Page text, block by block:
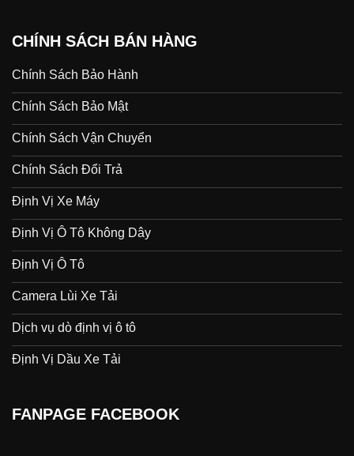
CHÍNH SÁCH BÁN HÀNG
Chính Sách Bảo Hành
Chính Sách Bảo Mật
Chính Sách Vận Chuyển
Chính Sách Đổi Trả
Định Vị Xe Máy
Định Vị Ô Tô Không Dây
Định Vị Ô Tô
Camera Lùi Xe Tải
Dịch vụ dò định vị ô tô
Định Vị Dầu Xe Tải
FANPAGE FACEBOOK